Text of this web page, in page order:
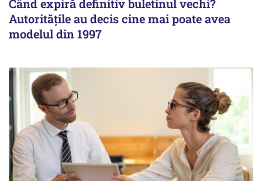
Când expiră definitiv buletinul vechi?
Autoritățile au decis cine mai poate avea
modelul din 1997